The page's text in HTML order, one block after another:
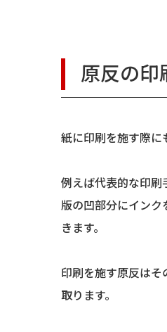
原反の印
紙に印刷を施す際に
例えば代表的な印刷
版の凹部分にイン
きます。
印刷を施す原反は
取ります。